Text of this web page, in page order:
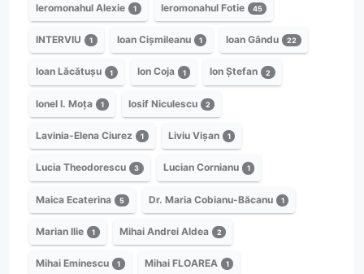
Ieromonahul Alexie 1 Ieromonahul Fotie 45
INTERVIU 1 Ioan Cișmileanu 1 Ioan Gându 22
Ioan Lăcătușu 1 Ion Coja 1 Ion Ștefan 2
Ionel I. Moța 1 Iosif Niculescu 2
Lavinia-Elena Ciurez 1 Liviu Vișan 1
Lucia Theodorescu 3 Lucian Cornianu 1
Maica Ecaterina 5 Dr. Maria Cobianu-Băcanu 1
Marian Ilie 1 Mihai Andrei Aldea 2
Mihai Eminescu 1 Mihai FLOAREA 1